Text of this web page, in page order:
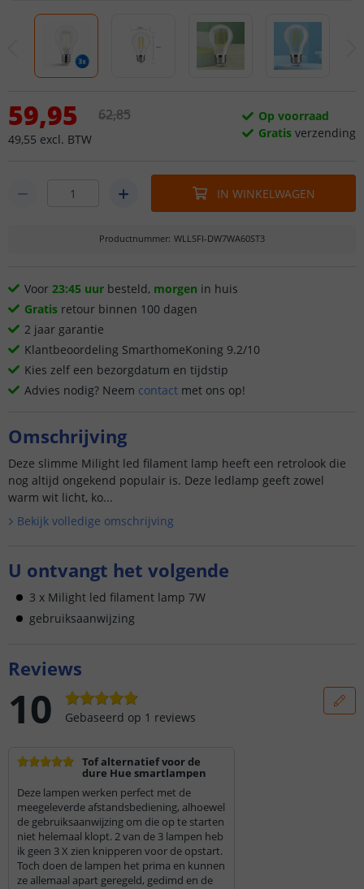
59,95
49,55 excl. BTW
62,85
Op voorraad
Gratis verzending
IN WINKELWAGEN
Productnummer: WLLSFI-DW7WA60ST3
Voor 23:45 uur besteld, morgen in huis
Gratis retour binnen 100 dagen
2 jaar garantie
Klantbeoordeling SmarthomeKoning 9.2/10
Kies zelf een bezorgdatum en tijdstip
Advies nodig? Neem contact met ons op!
Omschrijving
Deze slimme Milight led filament lamp heeft een retrolook die
nog altijd ongekend populair is. Deze ledlamp geeft zowel
warm wit licht, ko...
Bekijk volledige omschrijving
U ontvangt het volgende
3 x Milight led filament lamp 7W
gebruiksaanwijzing
Reviews
10 Gebaseerd op 1 reviews
Tof alternatief voor de
dure Hue smartlampen
Deze lampen werken perfect met de
meegeleverde afstandsbediening, alhoewel
de gebruiksaanwijzing om die op te starten
niet helemaal klopt. 2 van de 3 lampen heb
ik geen 3 X zien knipperen voor de opstart.
Toch doen de lampen het prima en kunnen
ze allemaal apart geregeld, gedimd en de